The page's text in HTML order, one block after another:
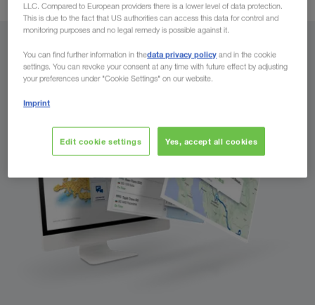
sve do izveštaja
LLC. Compared to European providers there is a lower level of data protection.
This is due to the fact that US authorities can access this data for control and
monitoring purposes and no legal remedy is possible against it.
You can find further information in thedata privacy policy and in the cookie
settings. You can revoke your consent at any time with future effect by adjusting
your preferences under "Cookie Settings" on our website.
Imprint
Edit cookie settings Yes, accept all cookies